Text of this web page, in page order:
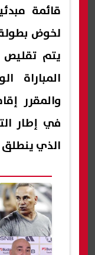
المباراة
في إطار
الذي ينطلق يوم 11